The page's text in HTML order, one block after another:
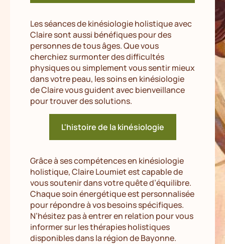
Les séances de kinésiologie holistique avec
Claire sont aussi bénéfiques pour des
personnes de tous âges. Que vous
cherchiez surmonter des difficultés
physiques ou simplement vous sentir mieux
dans votre peau, les soins en kinésiologie
de Claire vous guident avec bienveillance
pour trouver des solutions.
L'histoire de la kinésiologie
Grâce à ses compétences en kinésiologie
holistique, Claire Loumiet est capable de
vous soutenir dans votre quête d’équilibre.
Chaque soin énergétique est personnalisée
pour répondre à vos besoins spécifiques.
N’hésitez pas à entrer en relation pour vous
informer sur les thérapies holistiques
disponibles dans la région de Bayonne.